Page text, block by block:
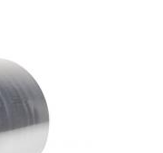
Parametre:
Teplota zmrštenia:> 90 ° C
(L) Vnútorný
33mm Farba: transparentná Obrázok je iba ilustratívny.